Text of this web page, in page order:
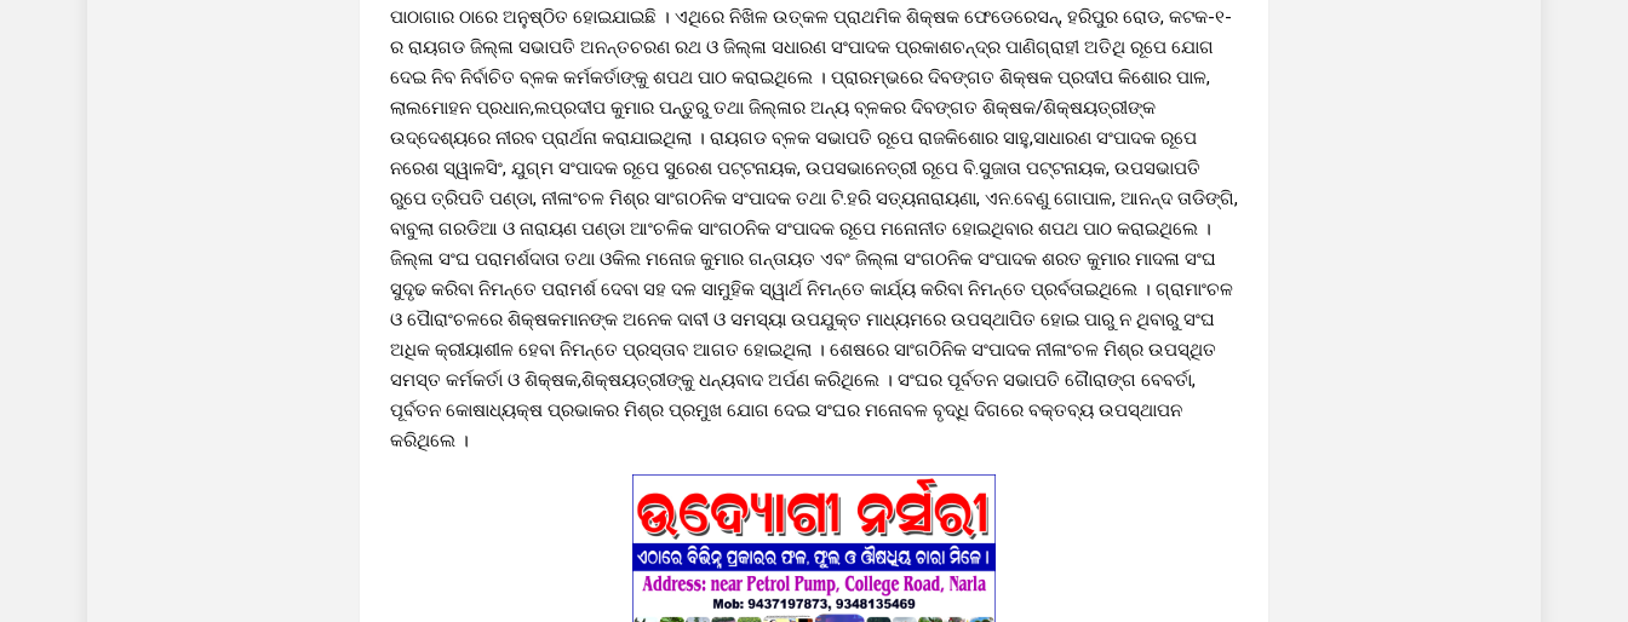
ପାଠାଗାର ଠାରେ ଅନୁଷ୍ଠିତ ହୋଇଯାଇଛି । ଏଥିରେ ନିଖିଳ ଉତ୍କଳ ପ୍ରାଥମିକ ଶିକ୍ଷକ ଫେଡେରେସନ୍, ହରିପୁର ରୋଡ, କଟକ-୧-
ର ରାୟଗଡ ଜିଲ୍ଳା ସଭାପତି ଅନନ୍ତଚରଣ ରଥ ଓ ଜିଲ୍ଳା ସଧାରଣ ସଂପାଦକ ପ୍ରକାଶଚନ୍ଦ୍ର ପାଣିଗ୍ରାହୀ ଅତିଥି ରୂପେ ଯୋଗ
ଦେଇ ନିବ ନିର୍ବାଚିତ ବ୍ଳକ କର୍ମକର୍ତାଙ୍କୁ ଶପଥ ପାଠ କରାଇଥିଲେ । ପ୍ରାରମ୍ଭରେ ଦିବଙ୍ଗତ ଶିକ୍ଷକ ପ୍ରଦୀପ କିଶୋର ପାଳ,
ଲାଲମୋହନ ପ୍ରଧାନ,ଲପ୍ରଦୀପ କୁମାର ପନ୍ତୁରୁ ତଥା ଜିଲ୍ଳାର ଅନ୍ୟ ବ୍ଳକର ଦିବଙ୍ଗତ ଶିକ୍ଷକ/ଶିକ୍ଷୟତ୍ରୀଙ୍କ
ଉଦ୍ଦେଶ୍ୟରେ ନୀରବ ପ୍ରାର୍ଥନା କରାଯାଇଥିଲା । ରାୟଗଡ ବ୍ଳକ ସଭାପତି ରୂପେ ରାଜକିଶୋର ସାହୁ,ସାଧାରଣ ସଂପାଦକ ରୂପେ
ନରେଶ ସ୍ୱାଳସିଂ, ଯୁଗ୍ମ ସଂପାଦକ ରୂପେ ସୁରେଶ ପଟ୍ଟନାୟକ, ଉପସଭାନେତ୍ରୀ ରୂପେ ବି.ସୁଜାତା ପଟ୍ଟନାୟକ, ଉପସଭାପତି
ରୁପେ ତ୍ରିପତି ପଣ୍ଡା, ନୀଳାଂଚଳ ମିଶ୍ର ସାଂଗଠନିକ ସଂପାଦକ ତଥା ଟି.ହରି ସତ୍ୟନାରାୟଣା, ଏନ.ବେଣୁ ଗୋପାଳ, ଆନନ୍ଦ ତାଡିଙ୍ଗି,
ବାବୁଲା ଗରଡିଆ ଓ ନାରାୟଣ ପଣ୍ଡା ଆଂଚଳିକ ସାଂଗଠନିକ ସଂପାଦକ ରୂପେ ମନୋନୀତ ହୋଇଥିବାର ଶପଥ ପାଠ କରାଇଥିଲେ ।
ଜିଲ୍ଳା ସଂଘ ପରାମର୍ଶଦାତା ତଥା ଓକିଲ ମନୋଜ କୁମାର ଗନ୍ତାୟତ ଏବଂ ଜିଲ୍ଳା ସଂଗଠନିକ ସଂପାଦକ ଶରତ କୁମାର ମାଦଳା ସଂଘ
ସୁଦୃଢ କରିବା ନିମନ୍ତେ ପରାମର୍ଶ ଦେବା ସହ ଦଳ ସାମୁହିକ ସ୍ୱାର୍ଥ ନିମନ୍ତେ କାର୍ଯ୍ୟ କରିବା ନିମନ୍ତେ ପ୍ରର୍ବତାଇଥିଲେ । ଗ୍ରାମାଂଚଳ
ଓ ପୈାରାଂଚଳରେ ଶିକ୍ଷକମାନଙ୍କ ଅନେକ ଦାବୀ ଓ ସମସ୍ୟା ଉପଯୁକ୍ତ ମାଧ୍ୟମରେ ଉପସ୍ଥାପିତ ହୋଇ ପାରୁ ନ ଥିବାରୁ ସଂଘ
ଅଧିକ କ୍ରୀୟାଶୀଳ ହେବା ନିମନ୍ତେ ପ୍ରସ୍ତାବ ଆଗତ ହୋଇଥିଲା । ଶେଷରେ ସାଂଗଠିନିକ ସଂପାଦକ ନୀଳାଂଚଳ ମିଶ୍ର ଉପସ୍ଥିତ
ସମସ୍ତ କର୍ମକର୍ତା ଓ ଶିକ୍ଷକ,ଶିକ୍ଷୟତ୍ରୀଙ୍କୁ ଧନ୍ୟବାଦ ଅର୍ପଣ କରିଥିଲେ । ସଂଘର ପୂର୍ବତନ ସଭାପତି ଗୈାରାଙ୍ଗ ବେବର୍ତା,
ପୂର୍ବତନ କୋଷାଧ୍ୟକ୍ଷ ପ୍ରଭାକର ମିଶ୍ର ପ୍ରମୁଖ ଯୋଗ ଦେଇ ସଂଘର ମନୋବଳ ବୃଦ୍ଧି ଦିଗରେ ବକ୍ତବ୍ୟ ଉପସ୍ଥାପନ
କରିଥିଲେ ।